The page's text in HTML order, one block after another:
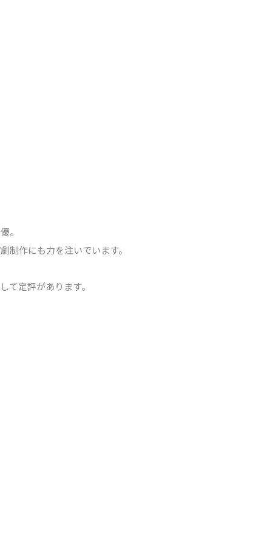
。
制作にも力を注いでいます。
定評があります。